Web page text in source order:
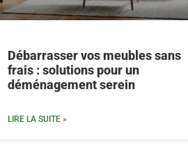
Débarrasser vos meubles sans
frais : solutions pour un
déménagement serein
LIRE LA SUITE »